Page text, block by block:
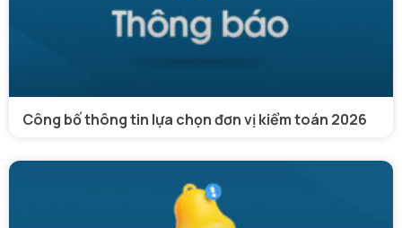
Công bố thông tin lựa chọn đơn vị kiểm toán 2026